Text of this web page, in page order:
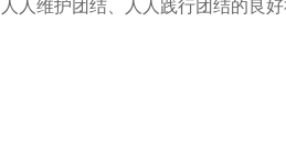
人维护团结、人人践行团结的良好